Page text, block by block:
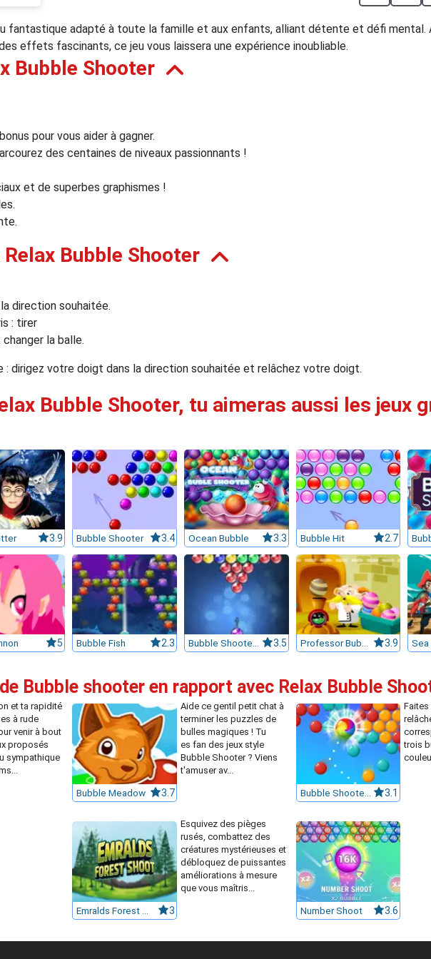
fantastique adapté à toute la famille et aux enfants, alliant détente et défi mental.
effets fascinants, ce jeu vous laissera une expérience inoubliable.
Bubble Shooter
pour vous aider à gagner.
des centaines de niveaux passionnants !
et de superbes graphismes !
Bubble Shooter
direction souhaitée.
: tirer
la balle.
: dirigez votre doigt dans la direction souhaitée et relâchez votre doigt.
Bubble Shooter, tu aimeras aussi les jeux
3.9 Bubble Shooter 3.4 Ocean Bubble 3.3 Bubble Hit 2.7
5 Bubble Fish 2.3 Bubble Shooter HD 3.5 Professor Bubble 3.9
Bubble shooter en rapport avec Relax Bubble
et ta rapidité
à rude
venir à bout
proposés
sympathique
Bubble Meadow 3.7
Aide ce gentil petit chat à
terminer les puzzles de
bulles magiques ! Tu
es fan des jeux style
Bubble Shooter ? Viens
t'amuser av...
3.1
trois
3
Esquivez des pièges
rusés, combattez des
créatures mystérieuses et
débloquez de puissantes
améliorations à mesure
que vous maîtris...
Number Shoot 3.6